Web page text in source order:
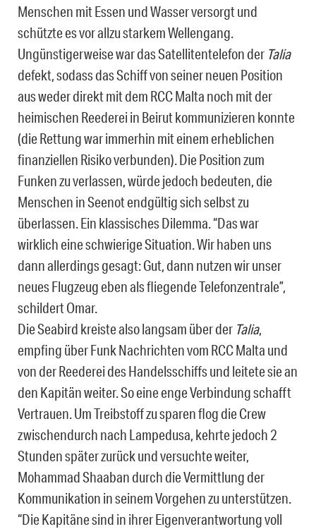
Menschen mit Essen und Wasser versorgt und
schützte es vor allzu starkem Wellengang.
Ungünstigerweise war das Satellitentelefon der Talia
defekt, sodass das Schiff von seiner neuen Position
aus weder direkt mit dem RCC Malta noch mit der
heimischen Reederei in Beirut kommunizieren konnte
(die Rettung war immerhin mit einem erheblichen
finanziellen Risiko verbunden). Die Position zum
Funken zu verlassen, würde jedoch bedeuten, die
Menschen in Seenot endgültig sich selbst zu
überlassen. Ein klassisches Dilemma. “Das war
wirklich eine schwierige Situation. Wir haben uns
dann allerdings gesagt: Gut, dann nutzen wir unser
neues Flugzeug eben als fliegende Telefonzentrale”,
schildert Omar.
Die Seabird kreiste also langsam über der Talia,
empfing über Funk Nachrichten vom RCC Malta und
von der Reederei des Handelsschiffs und leitete sie an
den Kapitän weiter. So eine enge Verbindung schafft
Vertrauen. Um Treibstoff zu sparen flog die Crew
zwischendurch nach Lampedusa, kehrte jedoch 2
Stunden später zurück und versuchte weiter,
Mohammad Shaaban durch die Vermittlung der
Kommunikation in seinem Vorgehen zu unterstützen.
“Die Kapitäne sind in ihrer Eigenverantwortung voll